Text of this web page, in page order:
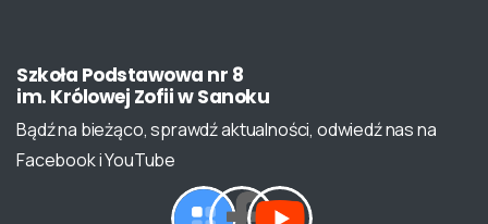
Szkoła Podstawowa nr 8
im. Królowej ZofiiwSanoku
Bądź na bieżąco, sprawdź aktualności, odwiedź nas na
Facebook i YouTube